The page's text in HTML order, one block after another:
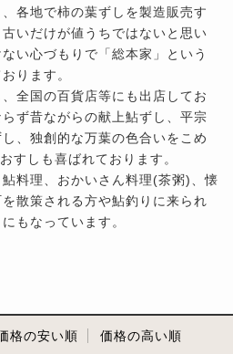
各地で柿の葉ずしを製造販売す
いだけが値うちではないと思い
い心づもりで「総本家」という
ります。
全国の百貨店等にも出店してお
ず昔ながらの献上鮎ずし、平宗
、独創的な万葉の色合いをこめ
すしも喜ばれております。
料理、おかいさん料理(茶粥)、懐
散策される方や鮎釣りに来られ
もなっています。
格の安い順 価格の高い順